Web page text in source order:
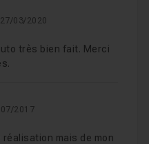
03/2020
très bien fait. Merci
2017
mais de mon